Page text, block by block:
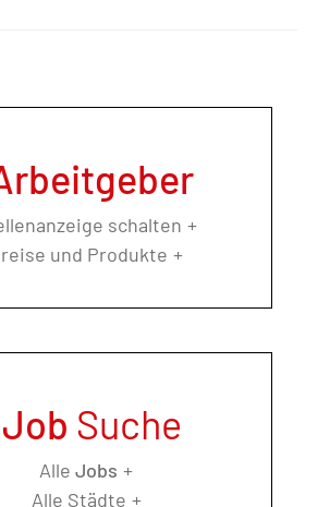
schalten
und Produkte
Job Suche
Alle Jobs
Alle Städte